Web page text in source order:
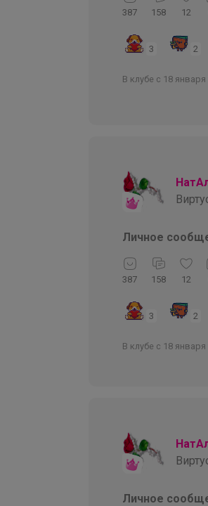
387 158 12
3 2
В клубе с 18 января
Личное
387 158 12
3 2
В клубе с 18 января
Личное